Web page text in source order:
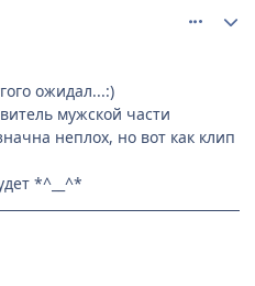
ожидал...:)
мужской части
неплох, но вот как клип
*^__^*